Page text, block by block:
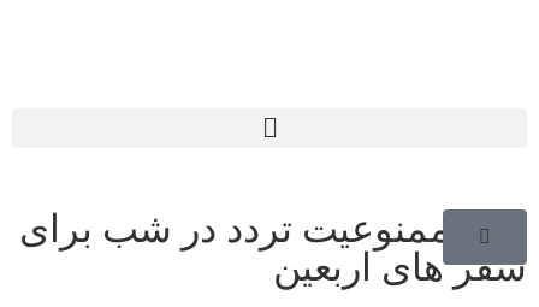
عدم ممنوعیت تردد در شب برای
سفر های اربعین